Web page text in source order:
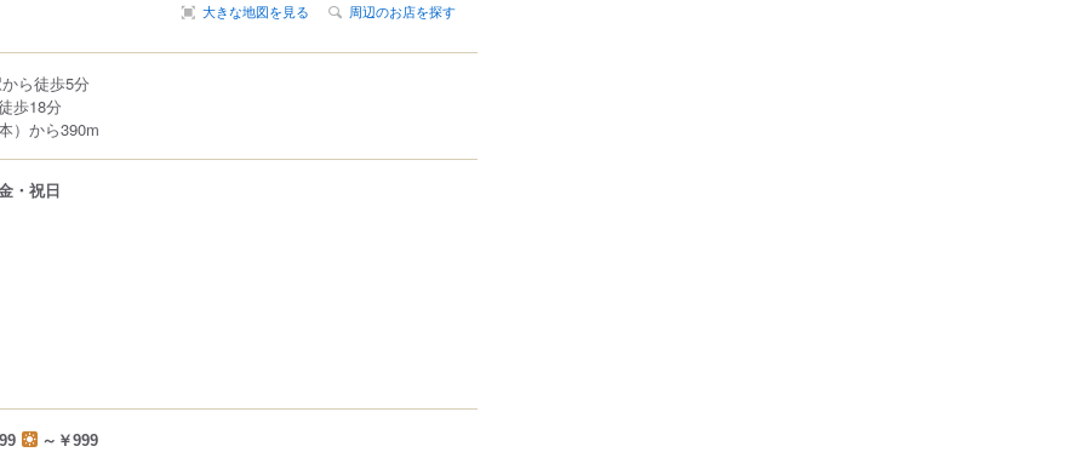
大きな地図を見る 周辺のお店を探す
ら徒歩5分
歩18分
）から390m
・祝日
～￥999